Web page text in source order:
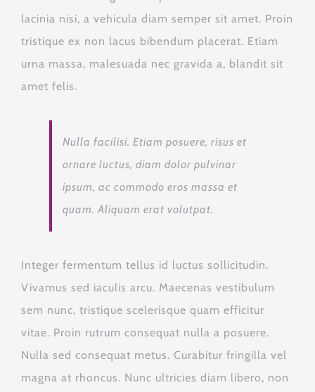
lacinia nisi, a vehicula diam semper sit amet. Proin
tristique ex non lacus bibendum placerat. Etiam
urna massa, malesuada nec gravida a, blandit sit
amet felis.
Nulla facilisi. Etiam posuere, risus et
ornare luctus, diam dolor pulvinar
ipsum, ac commodo eros massa et
quam. Aliquam erat volutpat.
Integer fermentum tellus id luctus sollicitudin.
Vivamus sed iaculis arcu. Maecenas vestibulum
sem nunc, tristique scelerisque quam efficitur
vitae. Proin rutrum consequat nulla a posuere.
Nulla sed consequat metus. Curabitur fringilla vel
magna at rhoncus. Nunc ultricies diam libero, non